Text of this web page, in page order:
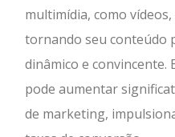
multimídia, como
tornando seu conteúdo
dinâmico e
pode aumentar
de marketing,